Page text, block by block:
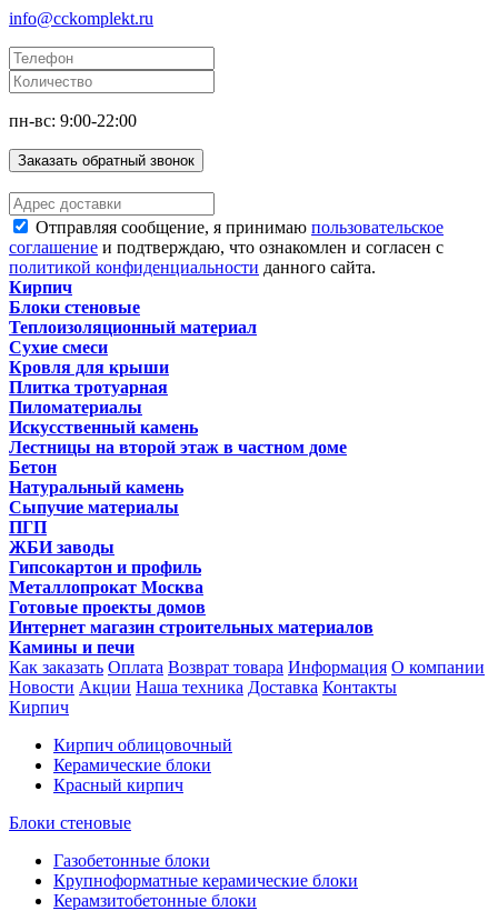
info@cckomplekt.ru
пн-вс: 9:00-22:00
Заказать обратный звонок
Отправляя сообщение, я принимаю пользовательское
соглашение и подтверждаю, что ознакомлен и согласен с
политикой конфиденциальности данного сайта.
Кирпич
Блоки стеновые
Теплоизоляционный материал
Сухие смеси
Кровля для крыши
Плитка тротуарная
Пиломатериалы
Искусственный камень
Лестницы на второй этаж в частном доме
Бетон
Натуральный камень
Сыпучие материалы
ПГП
ЖБИ заводы
Гипсокартон и профиль
Металлопрокат Москва
Готовые проекты домов
Интернет магазин строительных материалов
Камины и печи
Как заказать Оплата Возврат товара Информация О компании
Новости Акции Наша техника Доставка Контакты
Кирпич
Кирпич облицовочный
Керамические блоки
Красный кирпич
Блоки стеновые
Газобетонные блоки
Крупноформатные керамические блоки
Керамзитобетонные блоки